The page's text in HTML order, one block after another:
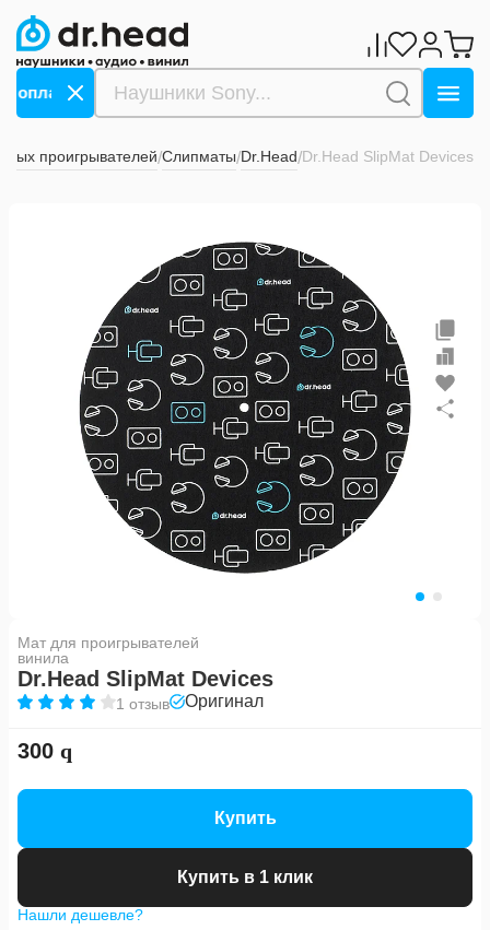
оплату СБП ->>> Дарим 1000 бонусов за оплату
проигрывателей/Слипматы/Dr.Head/Dr.Head SlipMat Devices
Мат для проигрывателей
винила
Dr.Head SlipMat Devices
1 отзыв Оригинал
300
Купить
Купить в 1 клик
Нашли дешевле?
1